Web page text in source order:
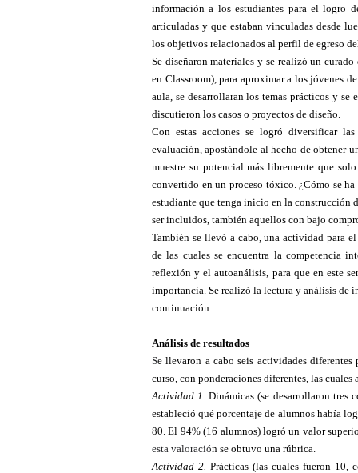
información a los estudiantes para el logro
articuladas y que estaban vinculadas desde
los objetivos relacionados al perfil de egreso
Se diseñaron materiales y se realizó un
en Classroom), para aproximar a los jóvenes
aula, se desarrollaran los temas prácticos y se
discutieron los casos o proyectos de diseño.
Con estas acciones se logró diversificar
evaluación, apostándole al hecho de obtener
muestre su potencial más libremente que
convertido en un proceso tóxico. ¿Cómo se
estudiante que tenga inicio en la construcción
ser incluidos, también aquellos con bajo
También se llevó a cabo, una actividad para
de las cuales se encuentra la competencia
reflexión y el autoanálisis, para que en este
importancia. Se realizó la lectura y análisis de
continuación.
Análisis de resultados
Se llevaron a cabo seis actividades
curso, con ponderaciones diferentes, las
Actividad 1. Dinámicas (se desarrollaron tres
estableció qué porcentaje de alumnos había
80. El 94% (16 alumnos) logró un valor
esta valoración se obtuvo una rúbrica.
Actividad 2. Prácticas (las cuales fueron 10,